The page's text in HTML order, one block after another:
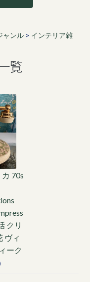
ャンル> インテリア雑
覧
70s
クリ
ヴィ
ーク